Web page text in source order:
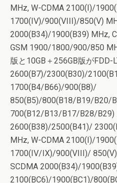
MHz, W-CDMA 2100(I)/
1700(IV)/900(VIII)/850(V)
2000(B34)/1900(B39) MHz,
GSM 1900/1800/900/850
版と10GB＋256GB版がFDD-
2600(B7)/2300(B30)/
1700(B4/B66)/900(B8)/
850(B5)/800(B18/B19/B20/
700(B12/B13/B17/B28/B29)
2600(B38)/2500(B41)/
MHz, W-CDMA 2100(I)/
1700(IV/IX)/900(VIII)/
SCDMA 2000(B34)/
2100(BC6)/1900(BC1)/